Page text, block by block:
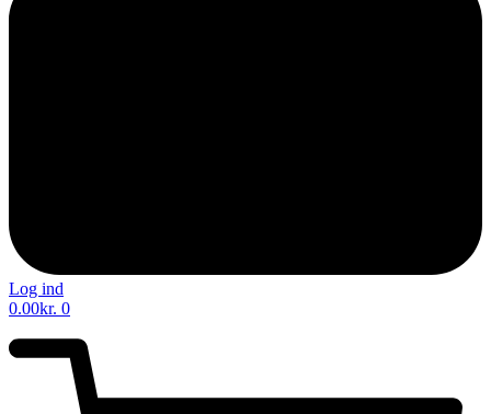
Log ind
0.00kr. 0